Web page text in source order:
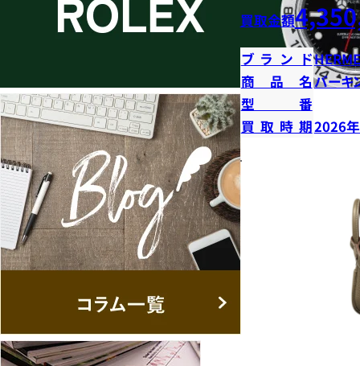
買取金額
ブランド
商品名バーキ
型番
買取時期2026